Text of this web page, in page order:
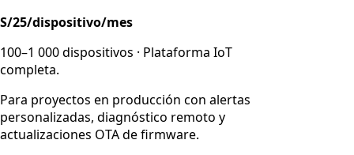
S/25/dispositivo/mes
100–1 000 dispositivos · Plataforma IoT
completa.
Para proyectos en producción con alertas
personalizadas, diagnóstico remoto y
actualizaciones OTA de firmware.